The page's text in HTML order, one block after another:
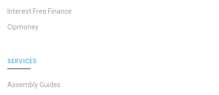
Interest Free Finance
Cipmoney
SERVICES
Assembly Guides